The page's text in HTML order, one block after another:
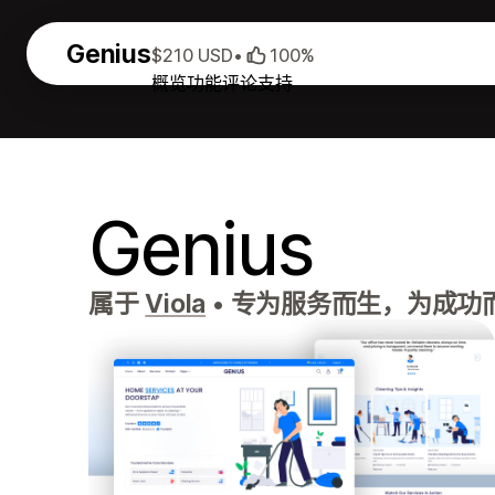
Genius
概览功能评论支持
$210 USD• 100%
Genius
属于Viola • 专为服务而生，为成功